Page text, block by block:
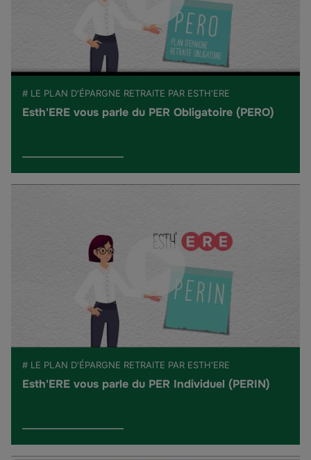
# LE PLAN D'ÉPARGNE RETRAITE PAR ESTH'ERE
Esth'ERE vous parle du PER Obligatoire (PERO)
# LE PLAN D'ÉPARGNE RETRAITE PAR ESTH'ERE
Esth'ERE vous parle du PER Individuel (PERIN)